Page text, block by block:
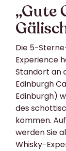
„Gute
Die 5-
Experience
Standort an
Edinburgh
Edinburgh)
des
kommen.
werden Sie
Whisky-